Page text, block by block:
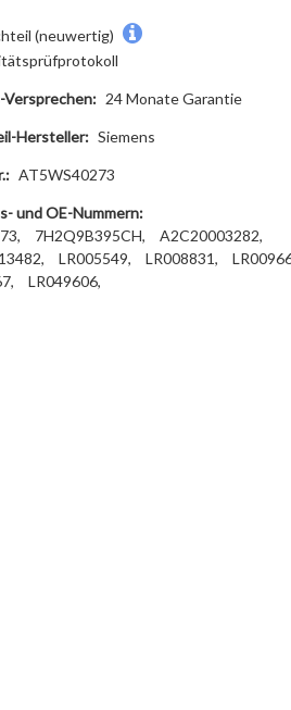
(neuwertig)
24 Monate Garantie
Hersteller: Siemens
AT5WS40273
und OE-Nummern:
7H2Q9B395CH,
A2C20003282,
LR005549, LR008831,
LR049606,